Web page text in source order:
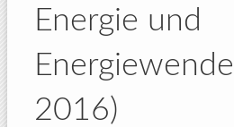
Energie und
2016)